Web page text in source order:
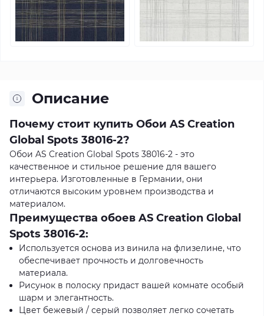
Описание
Почему стоит купить Обои AS Creation
Global Spots 38016-2?
Обои AS Creation Global Spots 38016-2 - это
качественное и стильное решение для вашего
интерьера. Изготовленные в Германии, они
отличаются высоким уровнем производства и
материалом.
Преимущества обоев AS Creation Global
Spots 38016-2:
Используется основа из винила на флизелине, что
обеспечивает прочность и долговечность
материала.
Рисунок в полоску придаст вашей комнате особый
шарм и элегантность.
Цвет бежевый / серый позволяет легко сочетать